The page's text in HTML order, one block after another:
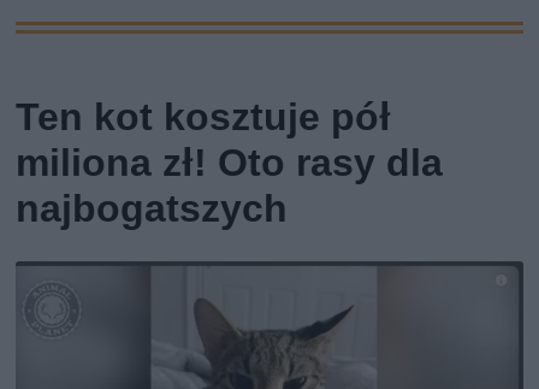
Ten kot kosztuje pół
miliona zł! Oto rasy dla
najbogatszych